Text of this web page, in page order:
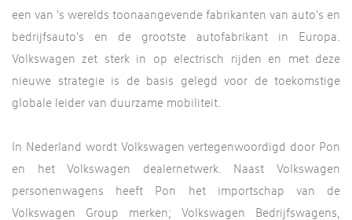
een van 's werelds toonaangevende fabrikanten van auto's en
bedrijfsauto's en de grootste autofabrikant in Europa.
Volkswagen zet sterk in op electrisch rijden en met deze
nieuwe strategie is de basis gelegd voor de toekomstige
globale leider van duurzame mobiliteit.
In Nederland wordt Volkswagen vertegenwoordigd door Pon
en het Volkswagen dealernetwerk. Naast Volkswagen
personenwagens heeft Pon het importschap van de
Volkswagen Group merken; Volkswagen Bedrijfswagens,